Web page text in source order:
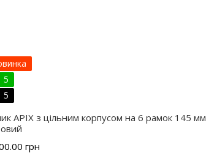
5
5
APIX з цільним корпусом на 6 рамок 145 мм
грн